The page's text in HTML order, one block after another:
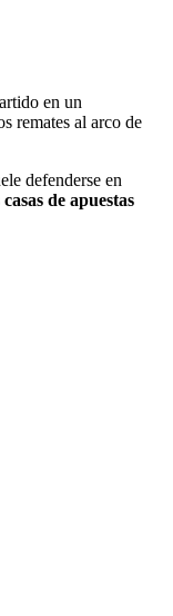
en un
remates al arco de
defenderse en
de apuestas